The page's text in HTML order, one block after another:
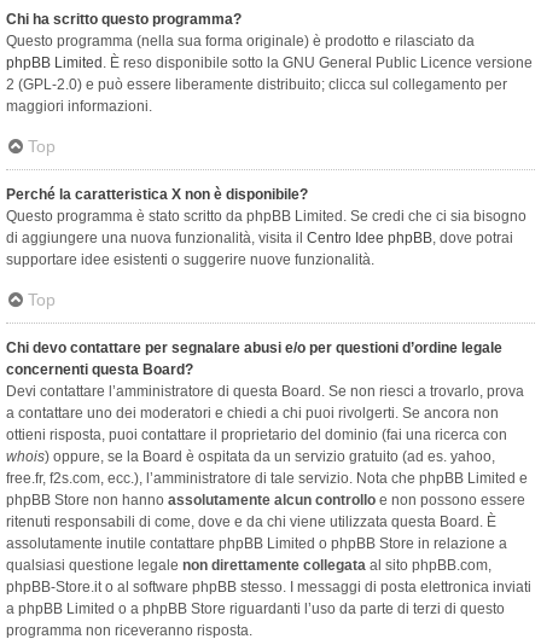
Chi ha scritto questo programma?
Questo programma (nella sua forma originale) è prodotto e rilasciato da
phpBB Limited . È reso disponibile sotto la GNU General Public Licence versione
2 (GPL-2.0) e può essere liberamente distribuito; clicca sul collegamento per
maggiori informazioni.
Top
Perché la caratteristica X non è disponibile?
Questo programma è stato scritto da phpBB Limited. Se credi che ci sia bisogno
di aggiungere una nuova funzionalità, visita il Centro Idee phpBB, dove potrai
supportare idee esistenti o suggerire nuove funzionalità.
Top
Chi devo contattare per segnalare abusi e/o per questioni d’ordine legale
concernenti questa Board?
Devi contattare l’amministratore di questa Board. Se non riesci a trovarlo, prova
a contattare uno dei moderatori e chiedi a chi puoi rivolgerti. Se ancora non
ottieni risposta, puoi contattare il proprietario del dominio (fai una ricerca con
whois) oppure, se la Board è ospitata da un servizio gratuito (ad es. yahoo,
free.fr, f2s.com, ecc.), l’amministratore di tale servizio. Nota che phpBB Limited e
phpBB Store non hanno assolutamente alcun controllo e non possono essere
ritenuti responsabili di come, dove e da chi viene utilizzata questa Board. È
assolutamente inutile contattare phpBB Limited o phpBB Store in relazione a
qualsiasi questione legale non direttamente collegata al sito phpBB.com,
phpBB-Store.it o al software phpBB stesso. I messaggi di posta elettronica inviati
a phpBB Limited o a phpBB Store riguardanti l’uso da parte di terzi di questo
programma non riceveranno risposta.